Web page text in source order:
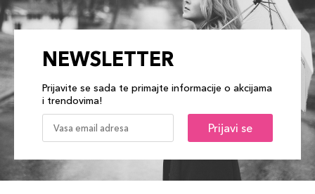
NEWSLETTER
Prijavite se sada te primajte informacije o akcijama
i trendovima!
Prijavi se